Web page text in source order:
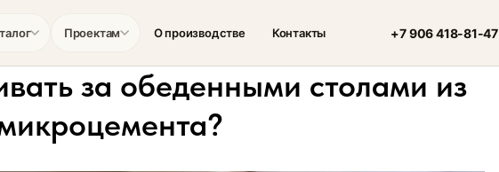
Проектам О производстве Контакты +7 906 418-81-47
за обеденными столами из